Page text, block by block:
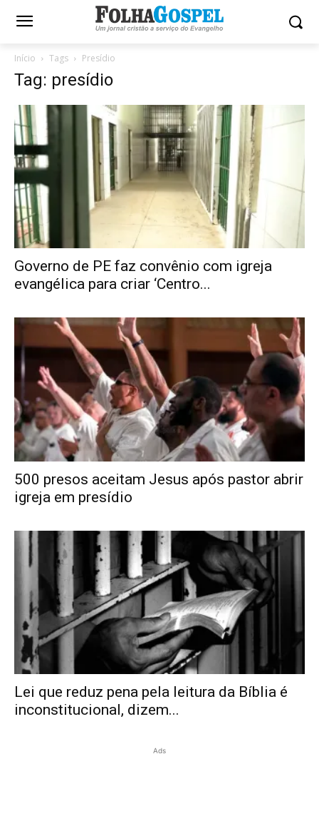
Início Tags Presídio
Tag: presídio
Governo de PE faz convênio com igreja
evangélica para criar ‘Centro...
500 presos aceitam Jesus após pastor abrir
igreja em presídio
Lei que reduz pena pela leitura da Bíblia é
inconstitucional, dizem...
Ads